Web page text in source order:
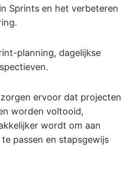
Sprints en het verbeteren
planning, dagelijkse
ervoor dat projecten
worden voltooid,
wordt om aan
passen en stapsgewijs